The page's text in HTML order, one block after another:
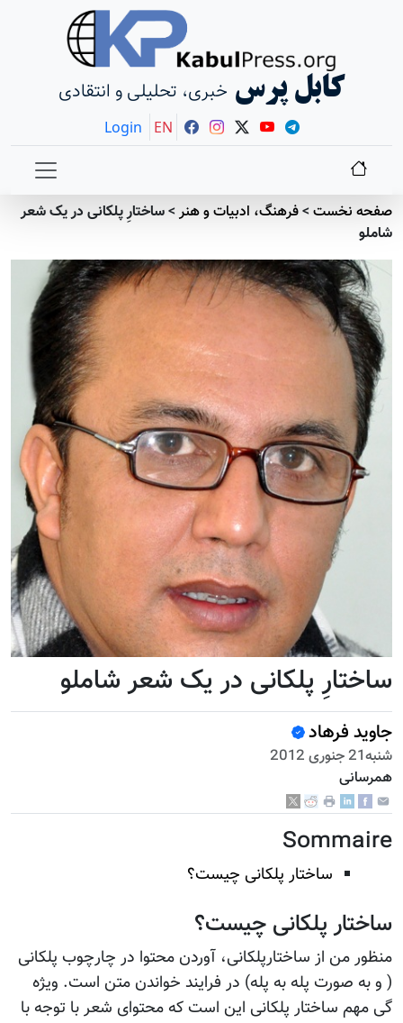
کابل پرس خبری، تحلیلی و انتقادی
Login EN
صفحه نخست>فرهنگ، ادبیات و هنر>ساختارِ پلکانی در یک شعر
شاملو
ساختارِ پلکانی در یک شعر شاملو
جاويد فرهاد
شنبه21 جنوری 2012
همرسانی
Sommaire
ساختار پلکانی چیست؟
ساختار پلکانی چیست؟
منظور من از ساختارپلکانی، آوردن محتوا در چارچوب پلکانی
( و به صورت پله به پله) در فرایند خواندن متن است. ویژه
گی مهم ساختار پلکانی این است که محتوای شعر با توجه با